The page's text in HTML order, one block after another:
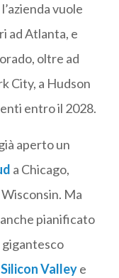
vuole
ad Atlanta, e
oltre ad
City, a Hudson
entro il 2028.
aperto un
a Chicago,
Ma
anche pianificato
gigantesco
Silicon Valleye